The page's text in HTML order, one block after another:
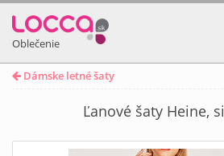
Oblečenie
Dámske letné šaty
Ľanové šaty Heine,